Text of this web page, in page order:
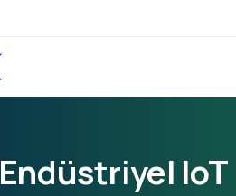
Endüstriyel IoT